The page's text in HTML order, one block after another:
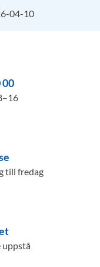
04-10
00
till fredag
uppstå